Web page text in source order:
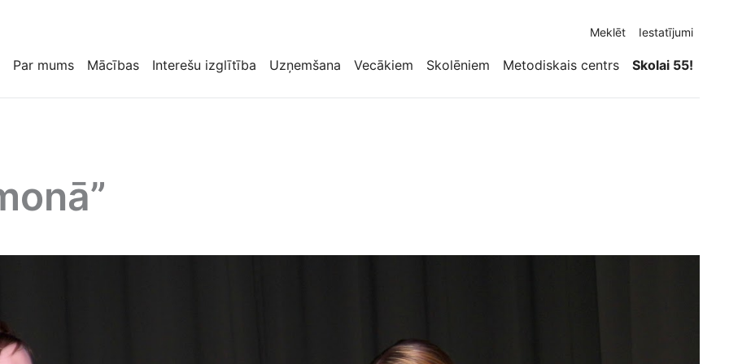
Meklēt Iestatījumi
Par mums Mācības Interešu izglītība Uzņemšana Vecākiem Skolēniem Metodiskais centrs Skolai 55!